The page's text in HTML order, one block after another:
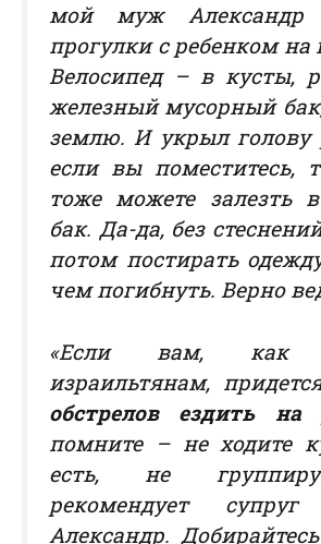
мой муж Александр
прогулки с ребенком на
Велосипед – в кусты,
железный мусорный
землю. И укрыл голову
если вы поместитесь,
тоже можете залезть
бак. Да-да, без
потом постирать
чем погибнуть. Верно
«Если вам,
израильтянам,
обстрелов ездить на
помните – не ходите
есть, не
рекомендует супруг
Александр.